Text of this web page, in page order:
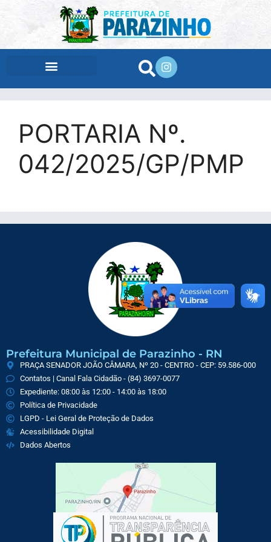
PORTARIA Nº.
042/2025/GP/PMP
Prefeitura Municipal de Parazinho - RN
PRAÇA SENADOR JOÃO CÂMARA, Nº 20 - CENTRO - CEP: 59.586-000
Contatos | Canal Fala Cidadão - (84) 3697-0077
Expediente: 08:00 às 12:00 - 14:00 às 18:00
Política de Privacidade
LGPD - Lei Geral de Proteção de Dados
Acessibilidade Digital
Dados Abertos